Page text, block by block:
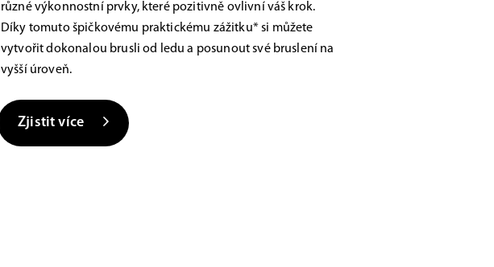
různé výkonnostní prvky, které pozitivně ovlivní váš krok.
Díky tomuto špičkovému praktickému zážitku* si můžete
vytvořit dokonalou brusli od ledu a posunout své bruslení na
vyšší úroveň.
Zjistit více